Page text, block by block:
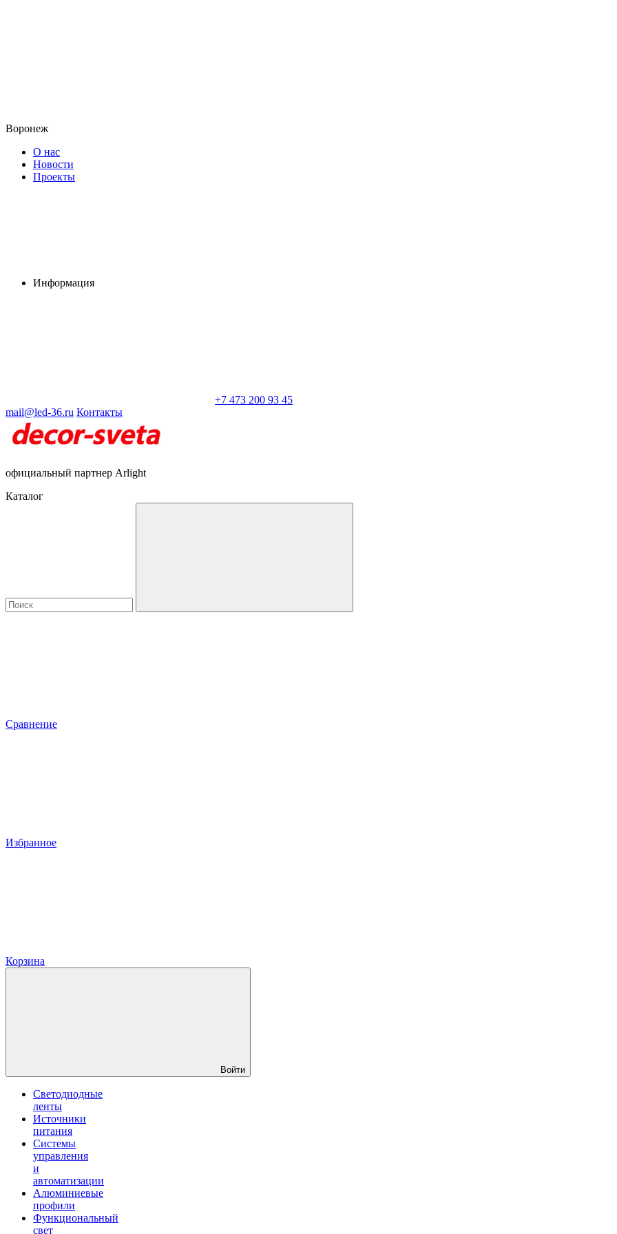
Воронеж
О нас
Новости
Проекты
Информация
+7 473 200 93 45
mail@led-36.ru Контакты
официальный партнер Arlight
Каталог
Сравнение
Избранное
Корзина
Войти
Светодиодные
ленты
Источники
питания
Системы
управления
и
автоматизации
Алюминиевые
профили
Функциональный
свет